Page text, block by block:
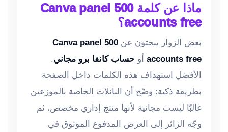
ماذا عن كلمة Canva panel 500
accounts free؟
بعض الزوار يبحثون عن Canva panel 500
accounts free أو حساب كانفا برو مجاني.
الأفضل استهداف هذه الكلمات داخل الصفحة
بطريقة ذكية: وضّح أن البانلات الخاصة بالموزعين
غالبًا ليست مجانية لأنها منتج إداري مخصص، ثم
وجّه الزائر إلى العرض المدفوع الموثوق في